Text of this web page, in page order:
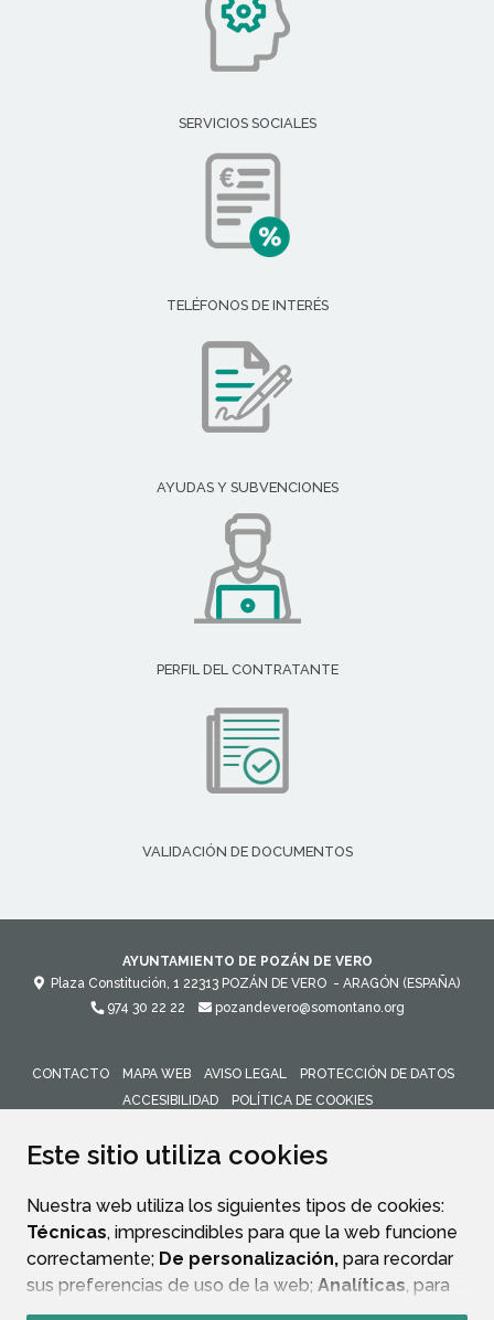
Este sitio utiliza cookies
Nuestra web utiliza los siguientes tipos de cookies:
Técnicas, imprescindibles para que la web funcione
correctamente; De personalización, para recordar
sus preferencias de uso de la web; Analíticas, para
mejorar el funcionamiento de la web y sus servicios.
SERVICIOS SOCIALES
TELÉFONOS DE INTERÉS
AYUDAS Y SUBVENCIONES
PERFIL DEL CONTRATANTE
VALIDACIÓN DE DOCUMENTOS
AYUNTAMIENTO DE POZÁN DE VERO
Plaza Constitución, 1 22313 POZÁN DE VERO - ARAGÓN (ESPAÑA)
974 30 22 22
pozandevero@somontano.org
CONTACTO MAPA WEB AVISO LEGAL
PROTECCIÓN DE DATOS
ACCESIBILIDAD
POLÍTICA DE COOKIES